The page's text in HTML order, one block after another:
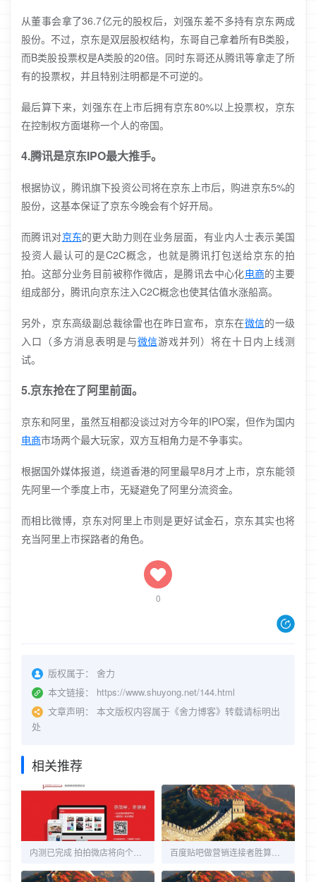
从董事会拿了36.7亿元的股权后，刘强东差不多持有京东两成
股份。不过，京东是双层股权结构，东哥自己拿着所有B类股，
而B类股投票权是A类股的20倍。同时东哥还从腾讯等拿走了所
有的投票权，并且特别注明都是不可逆的。
最后算下来，刘强东在上市后拥有京东80%以上投票权，京东
在控制权方面堪称一个人的帝国。
4.腾讯是京东IPO最大推手。
根据协议，腾讯旗下投资公司将在京东上市后，购进京东5%的
股份，这基本保证了京东今晚会有个好开局。
而腾讯对京东的更大助力则在业务层面，有业内人士表示美国
投资人最认可的是C2C概念，也就是腾讯打包送给京东的拍
拍。这部分业务目前被称作微店，是腾讯去中心化电商的主要
组成部分，腾讯向京东注入C2C概念也使其估值水涨船高。
另外，京东高级副总裁徐雷也在昨日宣布，京东在微信的一级
入口（多方消息表明是与微信游戏并列）将在十日内上线测
试。
5.京东抢在了阿里前面。
京东和阿里，虽然互相都没谈过对方今年的IPO案，但作为国内
电商市场两个最大玩家，双方互相角力是不争事实。
根据国外媒体报道，绕道香港的阿里最早8月才上市，京东能领
先阿里一个季度上市，无疑避免了阿里分流资金。
而相比微博，京东对阿里上市则是更好试金石，京东其实也将
充当阿里上市探路者的角色。
0
版权属于：
舍力
本文链接：
https://www.shuyong.net/144.html
文章声明：
本文版权内容属于《舍力博客》转载请标明出
处
相关推荐